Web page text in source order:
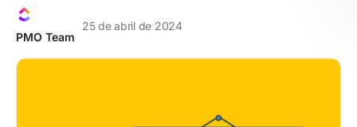
PMO Team
25 de abril de 2024